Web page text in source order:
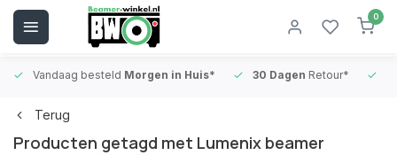
0
Vandaag besteld Morgen in Huis* 30 Dagen Retour*
Terug
Producten getagd met Lumenix beamer